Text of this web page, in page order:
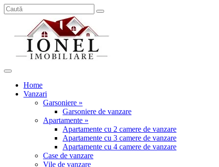
Home
Vanzari
Garsoniere »
Garsoniere de vanzare
Apartamente »
Apartamente cu 2 camere de vanzare
Apartamente cu 3 camere de vanzare
Apartamente cu 4 camere de vanzare
Case de vanzare
Vile de vanzare